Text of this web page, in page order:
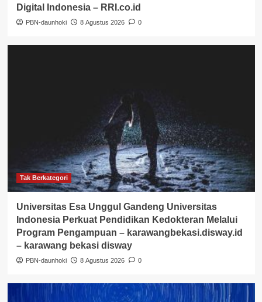
Digital Indonesia – RRI.co.id
PBN-daunhoki 8 Agustus 2026 0
Tak Berkategori
Universitas Esa Unggul Gandeng Universitas
Indonesia Perkuat Pendidikan Kedokteran Melalui
Program Pengampuan – karawangbekasi.disway.id
– karawang bekasi disway
PBN-daunhoki 8 Agustus 2026 0